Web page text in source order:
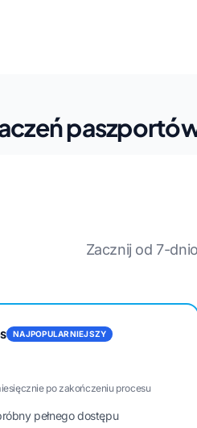
Zacznij od 7-
NAJPOPULARNIEJSZY
po zakończeniu procesu
pełnego dostępu